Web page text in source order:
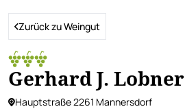
Zurück zu Weingut
Gerhard J. Lobner
Hauptstraße 2261 Mannersdorf